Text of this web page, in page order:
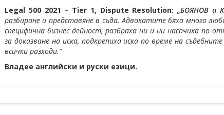
Legal 500 2021 – Tier 1, Dispute Resolution: „БОЯНОВ и
разбиране и представяне в съда. Адвокатите бяха много
специфична бизнес дейност, разбраха ни и ни насочиха
за доказване на иска, подкрепиха иска по време на
всички разходи.“
Владее английски и руски езици.